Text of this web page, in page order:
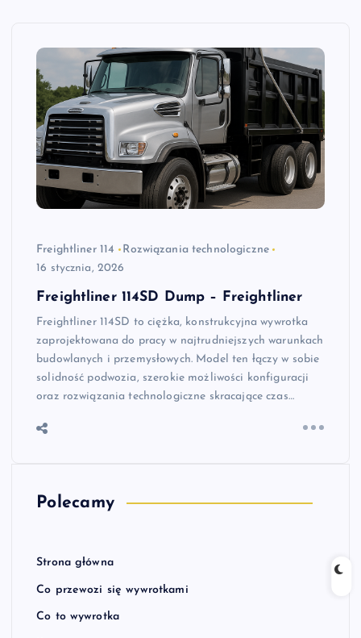
Freightliner 114
Rozwiązania technologiczne
16 stycznia, 2026
Freightliner 114SD Dump – Freightliner
Freightliner 114SD to ciężka, konstrukcyjna wywrotka
zaprojektowana do pracy w najtrudniejszych warunkach
budowlanych i przemysłowych. Model ten łączy w sobie
solidność podwozia, szerokie możliwości konfiguracji
oraz rozwiązania technologiczne skracające czas…
Polecamy
Strona główna
Co przewozi się wywrotkami
Co to wywrotka